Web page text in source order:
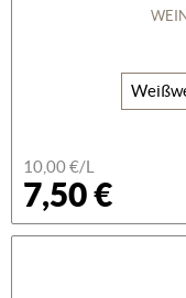
10,00 €/L
7,50 €